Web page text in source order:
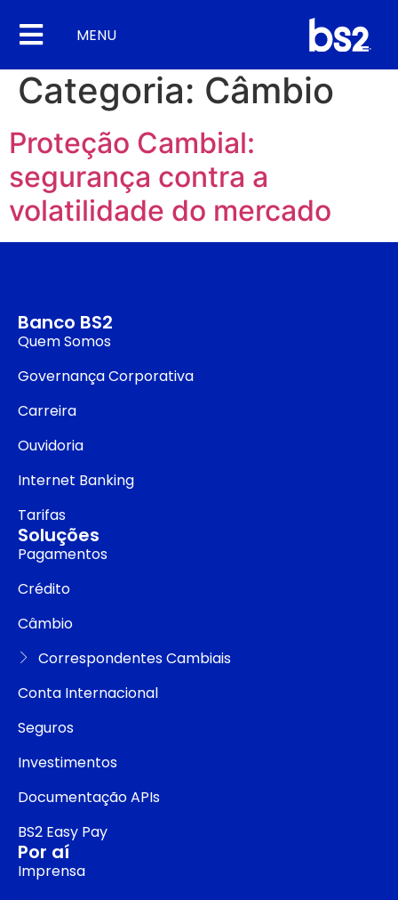
MENU
Categoria: Câmbio
Proteção Cambial:
segurança contra a
volatilidade do mercado
Banco BS2
Quem Somos
Governança Corporativa
Carreira
Ouvidoria
Internet Banking
Tarifas
Soluções
Pagamentos
Crédito
Câmbio
Correspondentes Cambiais
Conta Internacional
Seguros
Investimentos
Documentação APIs
BS2 Easy Pay
Por aí
Imprensa